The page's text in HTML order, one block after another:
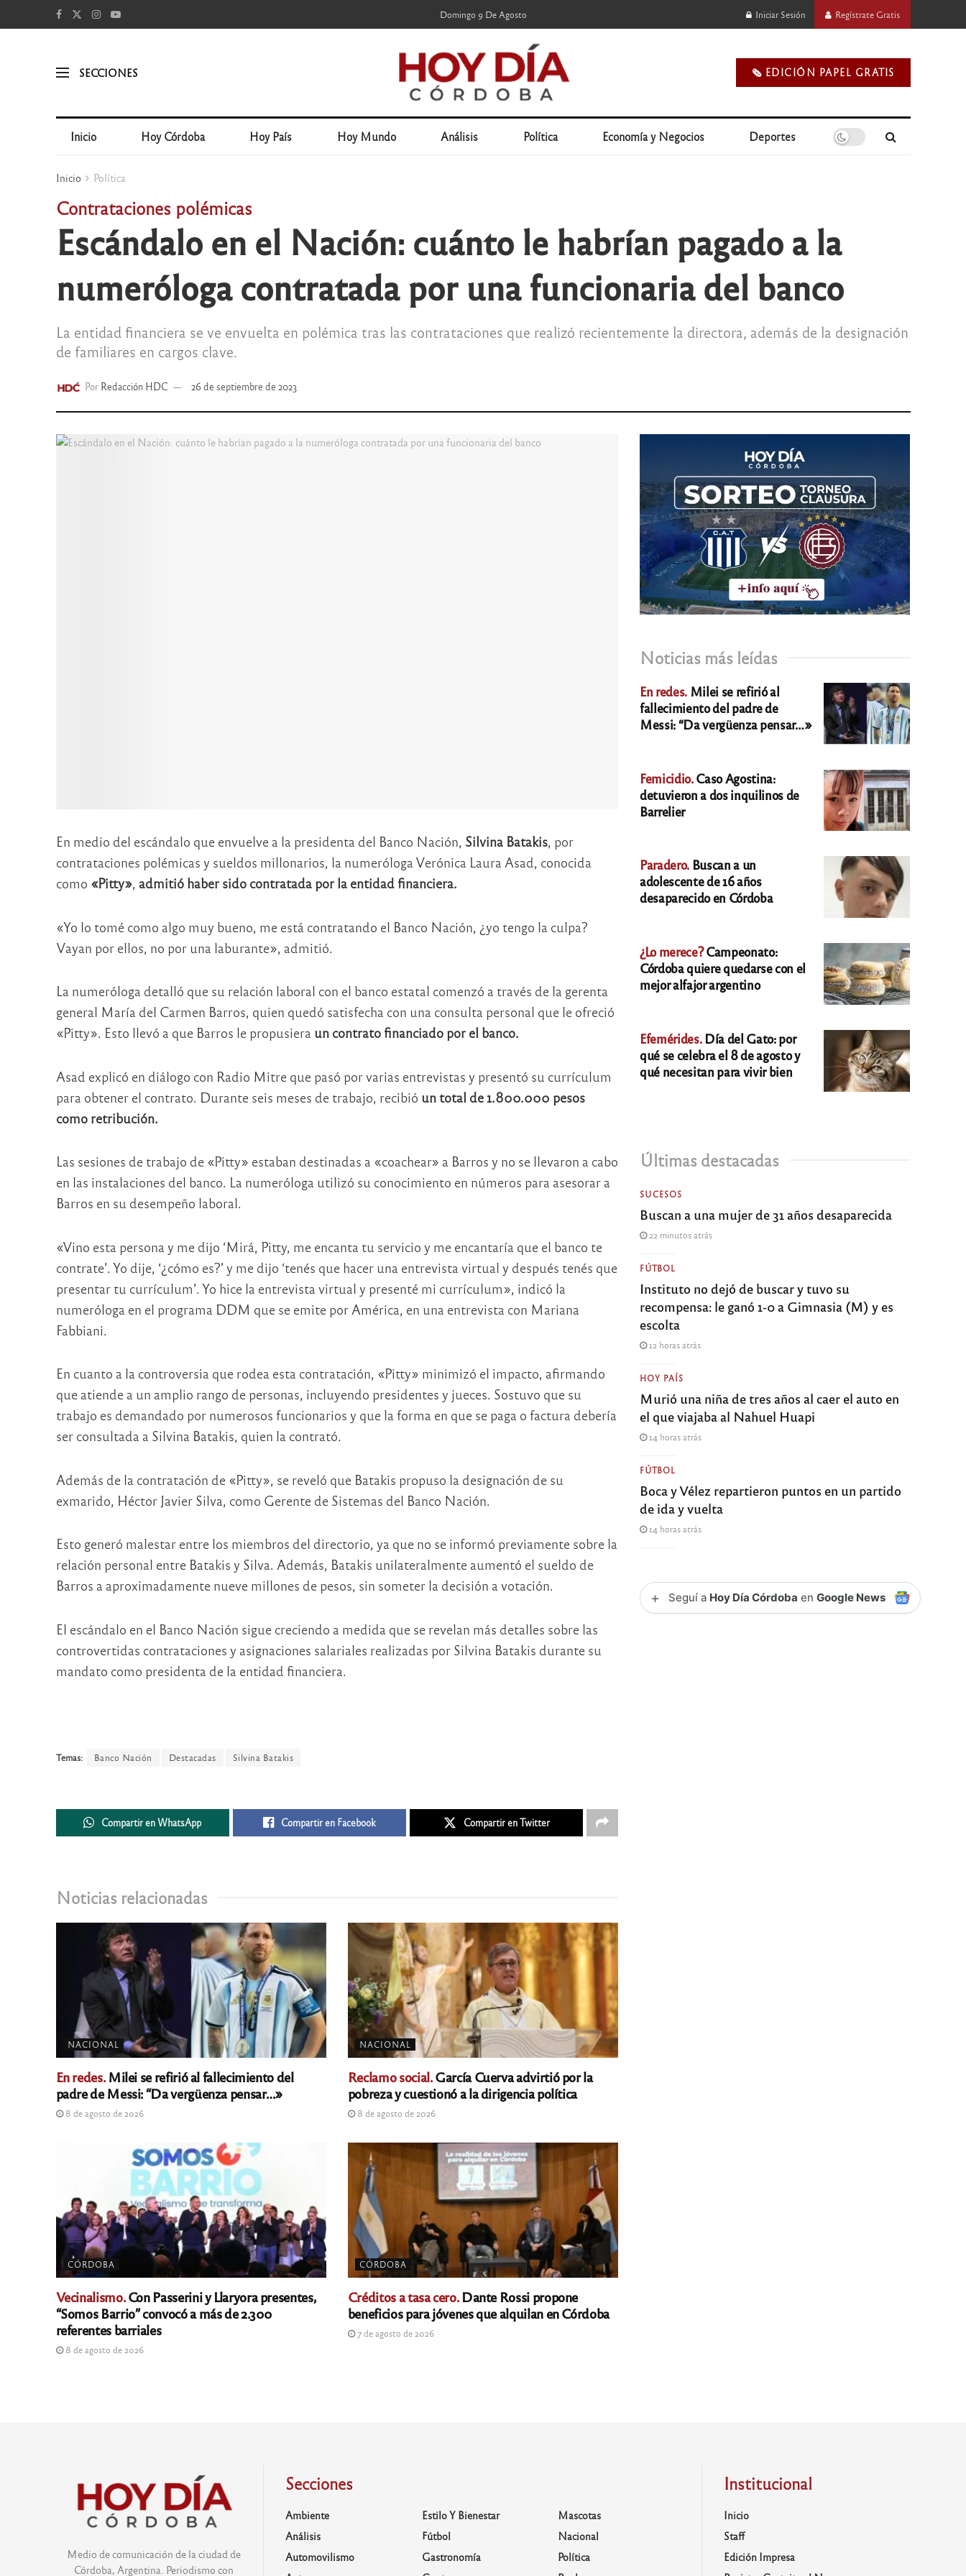
Domingo 9 De Agosto Iniciar Sesión Regístrate Gratis
SECCIONES 🗞️ EDICIÓN PAPEL GRATIS
Inicio Hoy Córdoba Hoy País Hoy Mundo Análisis Política Economía y Negocios Deportes
Inicio Política
Contrataciones polémicas
Escándalo en el Nación: cuánto le habrían pagado a la
numeróloga contratada por una funcionaria del banco
La entidad financiera se ve envuelta en polémica tras las contrataciones que realizó recientemente la directora, además de la designación
de familiares en cargos clave.
Por Redacción HDC 26 de septiembre de 2023
En medio del escándalo que envuelve a la presidenta del Banco Nación, Silvina Batakis, por
contrataciones polémicas y sueldos millonarios, la numeróloga Verónica Laura Asad, conocida
como «Pitty», admitió haber sido contratada por la entidad financiera.
«Yo lo tomé como algo muy bueno, me está contratando el Banco Nación, ¿yo tengo la culpa?
Vayan por ellos, no por una laburante», admitió.
La numeróloga detalló que su relación laboral con el banco estatal comenzó a través de la gerenta
general María del Carmen Barros, quien quedó satisfecha con una consulta personal que le ofreció
«Pitty». Esto llevó a que Barros le propusiera un contrato financiado por el banco.
Asad explicó en diálogo con Radio Mitre que pasó por varias entrevistas y presentó su currículum
para obtener el contrato. Durante seis meses de trabajo, recibió un total de 1.800.000 pesos
como retribución.
Las sesiones de trabajo de «Pitty» estaban destinadas a «coachear» a Barros y no se llevaron a cabo
en las instalaciones del banco. La numeróloga utilizó su conocimiento en números para asesorar a
Barros en su desempeño laboral.
«Vino esta persona y me dijo ‘Mirá, Pitty, me encanta tu servicio y me encantaría que el banco te
contrate’. Yo dije, ‘¿cómo es?’ y me dijo ‘tenés que hacer una entrevista virtual y después tenés que
presentar tu currículum’. Yo hice la entrevista virtual y presenté mi currículum», indicó la
numeróloga en el programa DDM que se emite por América, en una entrevista con Mariana
Fabbiani.
En cuanto a la controversia que rodea esta contratación, «Pitty» minimizó el impacto, afirmando
que atiende a un amplio rango de personas, incluyendo presidentes y jueces. Sostuvo que su
trabajo es demandado por numerosos funcionarios y que la forma en que se paga o factura debería
ser consultada a Silvina Batakis, quien la contrató.
Además de la contratación de «Pitty», se reveló que Batakis propuso la designación de su
exmarido, Héctor Javier Silva, como Gerente de Sistemas del Banco Nación.
Esto generó malestar entre los miembros del directorio, ya que no se informó previamente sobre la
relación personal entre Batakis y Silva. Además, Batakis unilateralmente aumentó el sueldo de
Barros a aproximadamente nueve millones de pesos, sin someter la decisión a votación.
El escándalo en el Banco Nación sigue creciendo a medida que se revelan más detalles sobre las
controvertidas contrataciones y asignaciones salariales realizadas por Silvina Batakis durante su
mandato como presidenta de la entidad financiera.
Temas: Banco Nación Destacadas Silvina Batakis
Compartir en WhatsApp Compartir en Facebook Compartir en Twitter
Noticias relacionadas
NACIONAL
En redes.Milei se refirió al fallecimiento del
padre de Messi: “Da vergüenza pensar…»
8 de agosto de 2026
NACIONAL
Reclamo social.García Cuerva advirtió por la
pobreza y cuestionó a la dirigencia política
8 de agosto de 2026
CÓRDOBA
Vecinalismo.Con Passerini y Llaryora presentes,
“Somos Barrio” convocó a más de 2.300
referentes barriales
8 de agosto de 2026
CÓRDOBA
Créditos a tasa cero.Dante Rossi propone
beneficios para jóvenes que alquilan en Córdoba
7 de agosto de 2026
Noticias más leídas
En redes. Milei se refirió al
fallecimiento del padre de
Messi: “Da vergüenza pensar…»
Femicidio.Caso Agostina:
detuvieron a dos inquilinos de
Barrelier
Paradero. Buscan a un
adolescente de 16 años
desaparecido en Córdoba
¿Lo merece?Campeonato:
Córdoba quiere quedarse con el
mejor alfajor argentino
Efemérides.Día del Gato: por
qué se celebra el 8 de agosto y
qué necesitan para vivir bien
Últimas destacadas
SUCESOS
Buscan a una mujer de 31 años desaparecida
22 minutos atrás
FÚTBOL
Instituto no dejó de buscar y tuvo su
recompensa: le ganó 1-0 a Gimnasia (M) y es
escolta
12 horas atrás
HOY PAÍS
Murió una niña de tres años al caer el auto en
el que viajaba al Nahuel Huapi
14 horas atrás
FÚTBOL
Boca y Vélez repartieron puntos en un partido
de ida y vuelta
14 horas atrás
+ Seguí a Hoy Día Córdoba enGoogle News
Medio de comunicación de la ciudad de
Córdoba, Argentina. Periodismo con
Secciones
Ambiente
Análisis
Automovilismo
Estilo Y Bienestar
Fútbol
Gastronomía
Mascotas
Nacional
Política
Institucional
Inicio
Staff
Edición Impresa